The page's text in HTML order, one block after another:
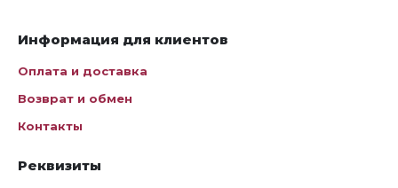
Информация для клиентов
Оплата и доставка
Возврат и обмен
Контакты
Реквизиты